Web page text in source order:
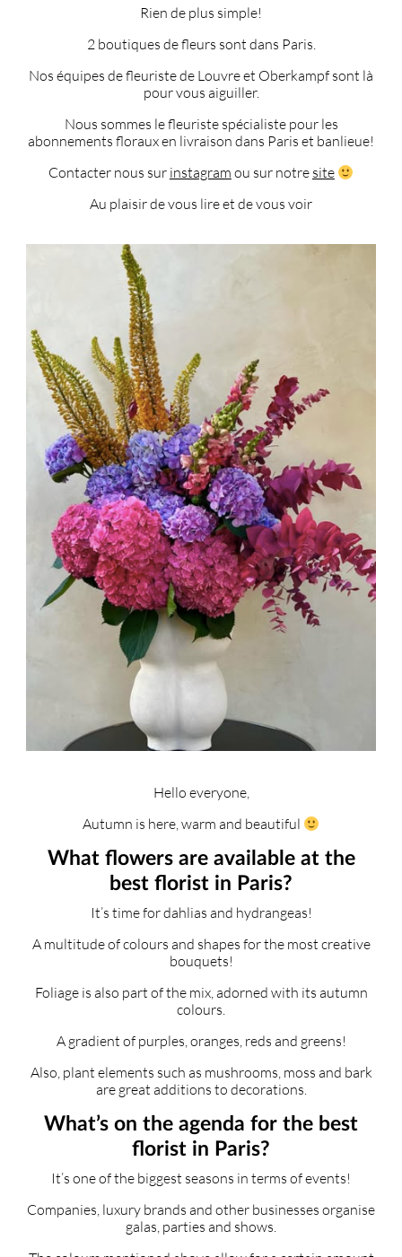
Rien de plus simple!
2 boutiques de fleurs sont dans Paris.
Nos équipes de fleuriste de Louvre et Oberkampf sont là
pour vous aiguiller.
Nous sommes le fleuriste spécialiste pour les
abonnements floraux en livraison dans Paris et banlieue!
Contacter nous sur instagram ou sur notre site
Au plaisir de vous lire et de vous voir
Hello everyone,
Autumn is here, warm and beautiful
What flowers are available at the
best florist in Paris?
It’s time for dahlias and hydrangeas!
A multitude of colours and shapes for the most creative
bouquets!
Foliage is also part of the mix, adorned with its autumn
colours.
A gradient of purples, oranges, reds and greens!
Also, plant elements such as mushrooms, moss and bark
are great additions to decorations.
What’s on the agenda for the best
florist in Paris?
It’s one of the biggest seasons in terms of events!
Companies, luxury brands and other businesses organise
galas, parties and shows.